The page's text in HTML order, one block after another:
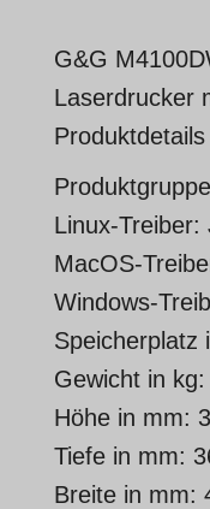
G&G
Laserdrucker
Produktdetails
Linux-Treiber:
MacOS-
Windows-
Speicherplatz
Gewicht in
Höhe in mm:
Tiefe in mm:
Breite in mm: